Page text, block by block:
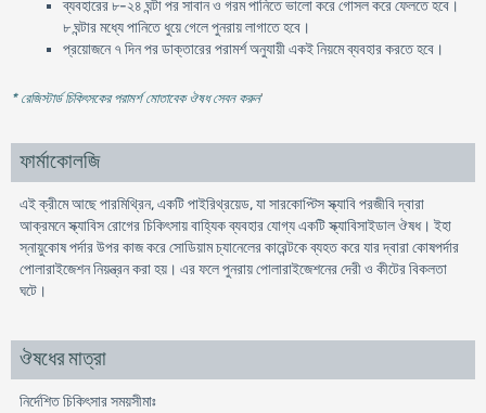
ব্যবহারের ৮-২৪ ঘন্টা পর সাবান ও গরম পানিতে ভালো করে গোসল করে ফেলতে হবে।
৮ ঘন্টার মধ্যে পানিতে ধুয়ে গেলে পুনরায় লাগাতে হবে।
প্রয়োজনে ৭ দিন পর ডাক্তারের পরামর্শ অনুযায়ী একই নিয়মে ব্যবহার করতে হবে।
* রেজিস্টার্ড চিকিৎসকের পরামর্শ মোতাবেক ঔষধ সেবন করুন'
ফার্মাকোলজি
এই ক্রীমে আছে পারমিথ্রিন, একটি পাইরিথ্রয়েড, যা সারকোপ্টি‌স স্ক্যাবি পরজীবি দ্বারা
আক্রমনে স্ক্যাবিস রোগের চিকিৎসায় বাহ্যিক ব্যবহার যোগ্য একটি স্ক্যাবিসাইডাল ঔষধ। ইহা
স্নায়ুকোষ পর্দার উপর কাজ করে সোডিয়াম চ্যানেলের কারেন্টকে ব্যহত করে যার দ্বারা কোষপর্দার
পোলারাইজেশন নিয়ন্ত্রন করা হয়। এর ফলে পুনরায় পোলারাইজেশনের দেরী ও কীটের বিকলতা
ঘটে।
ঔষধের মাত্রা
নির্দেশিত চিকিৎসার সময়সীমাঃ